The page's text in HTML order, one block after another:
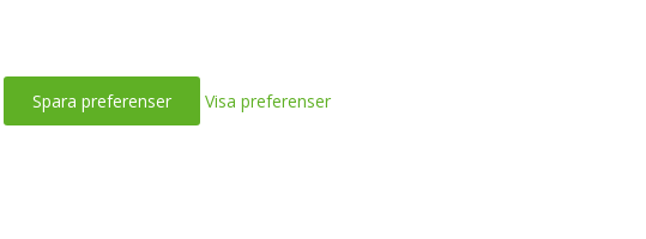
Spara preferenser Visa preferenser